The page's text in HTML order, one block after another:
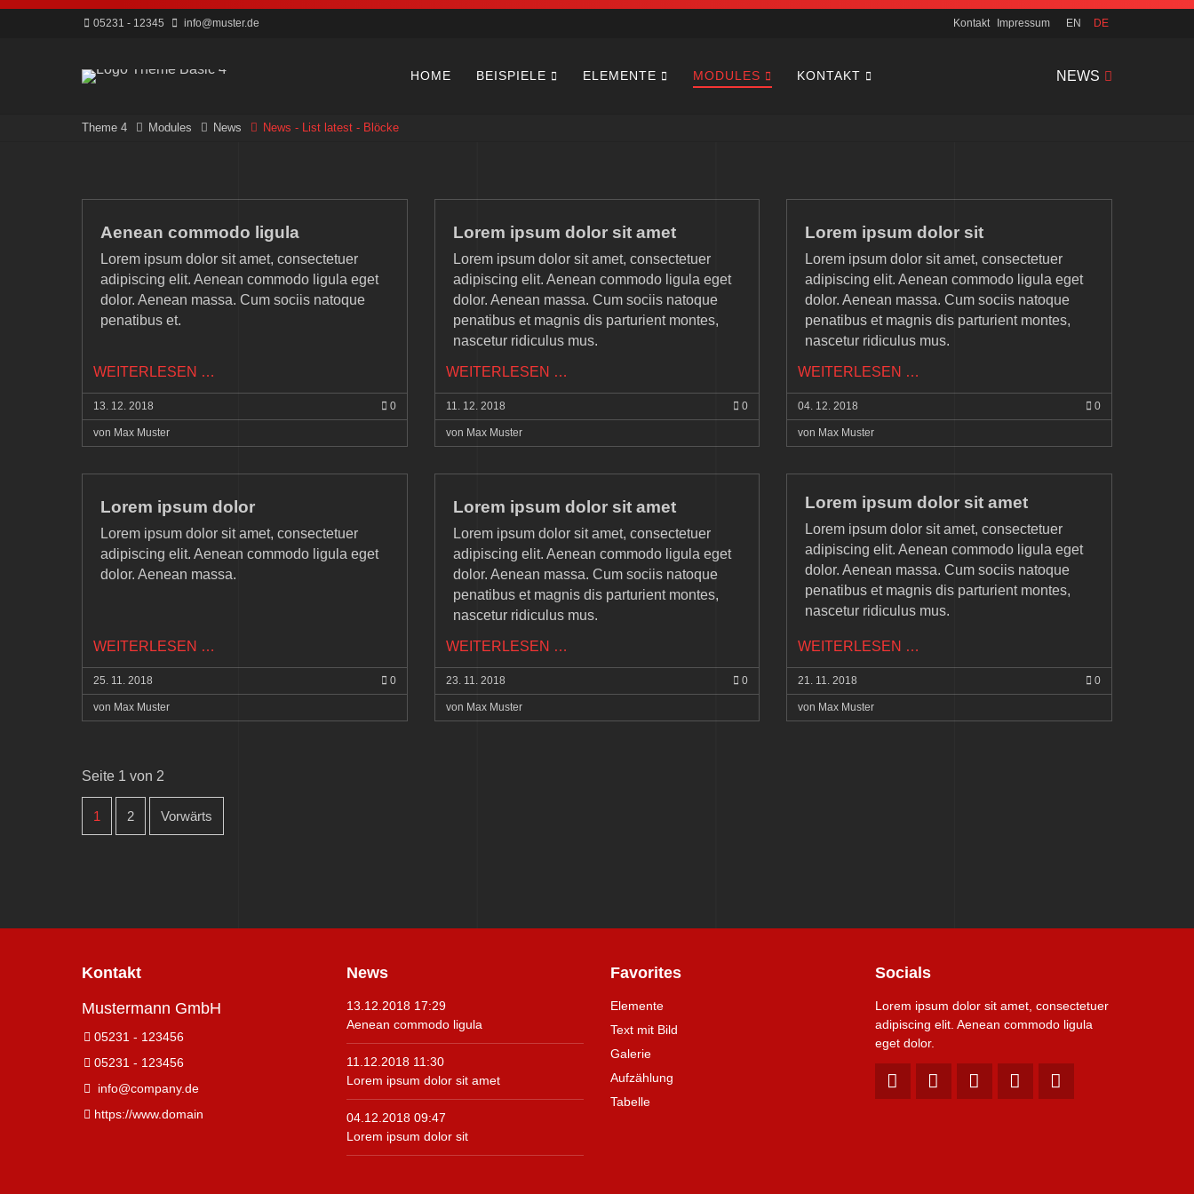
05231 - 12345 info@muster.de
Navigation
Kontakt Impressum EN DE
Navigation
HOME BEISPIELE ELEMENTE MODULES KONTAKT
Navigation
NEWS
Theme 4 Modules News News - List latest - Blöcke
Aenean commodo ligula
Lorem ipsum dolor sit amet, consectetuer
adipiscing elit. Aenean commodo ligula eget
dolor. Aenean massa. Cum sociis natoque
penatibus et.
WEITERLESEN …
COMMODO
13. 12. 2018 0
von Max Muster
Lorem ipsum dolor sit amet
Lorem ipsum dolor sit amet, consectetuer
adipiscing elit. Aenean commodo ligula eget
dolor. Aenean massa. Cum sociis natoque
penatibus et magnis dis parturient montes,
nascetur ridiculus mus.
WEITERLESEN …
IPSUM
11. 12. 2018 0
von Max Muster
Lorem ipsum dolor sit
Lorem ipsum dolor sit amet, consectetuer
adipiscing elit. Aenean commodo ligula eget
dolor. Aenean massa. Cum sociis natoque
penatibus et magnis dis parturient montes,
nascetur ridiculus mus.
WEITERLESEN …
IPSUM
04. 12. 2018 0
von Max Muster
Lorem ipsum dolor
Lorem ipsum dolor sit amet, consectetuer
adipiscing elit. Aenean commodo ligula eget
dolor. Aenean massa.
WEITERLESEN …
IPSUM
25. 11. 2018 0
von Max Muster
Lorem ipsum dolor sit amet
Lorem ipsum dolor sit amet, consectetuer
adipiscing elit. Aenean commodo ligula eget
dolor. Aenean massa. Cum sociis natoque
penatibus et magnis dis parturient montes,
nascetur ridiculus mus.
WEITERLESEN …
IPSUM
23. 11. 2018 0
von Max Muster
Lorem ipsum dolor sit amet
Lorem ipsum dolor sit amet, consectetuer
adipiscing elit. Aenean commodo ligula eget
dolor. Aenean massa. Cum sociis natoque
penatibus et magnis dis parturient montes,
nascetur ridiculus mus.
WEITERLESEN …
IPSUM
21. 11. 2018 0
von Max Muster
Seite 1 von 2
1 2 Vorwärts
Kontakt
Mustermann GmbH
05231 - 123456
05231 - 123456
info@company.de
https://www.domain
News
13.12.2018 17:29
Aenean commodo ligula
11.12.2018 11:30
Lorem ipsum dolor sit amet
04.12.2018 09:47
Lorem ipsum dolor sit
Favorites
Navigation
überspringen
Elemente
Text mit Bild
Galerie
Aufzählung
Tabelle
Socials
Lorem ipsum dolor sit amet, consectetuer
adipiscing elit. Aenean commodo ligula
eget dolor.